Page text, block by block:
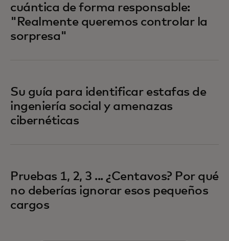
cuántica de forma responsable:
"Realmente queremos controlar la
sorpresa"
Su guía para identificar estafas de
ingeniería social y amenazas
cibernéticas
Pruebas 1, 2, 3 ... ¿Centavos? Por qué
no deberías ignorar esos pequeños
cargos